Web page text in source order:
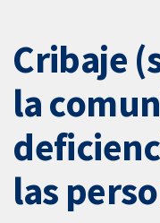
Cribaje
la
las